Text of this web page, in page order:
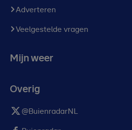
Adverteren
Veelgestelde vragen
Mijn weer
Overig
@BuienradarNL